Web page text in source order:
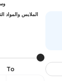
الملابس والمواد
To